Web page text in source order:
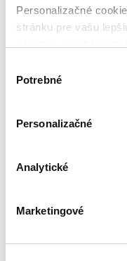
Personalizačné
stránku pre vašu
nám pomohlo, keby
súhlasu
Potrebné
Personalizačné
Analytické
Marketingové
čítaná - mierne
opotrebovaná
čítané verzie
vypredaných kníh
Bestsellery
Najdrahšie
Najlacnejšie